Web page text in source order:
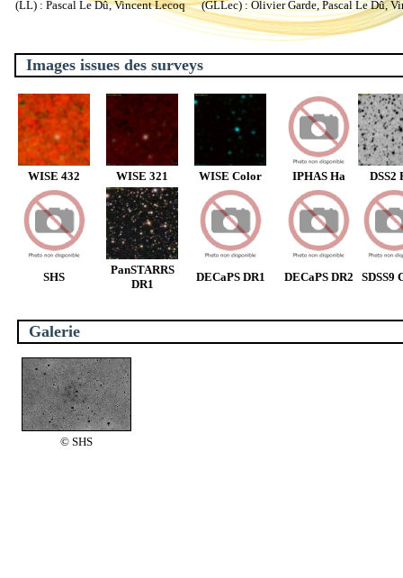
(LL) : Pascal Le Dû, Vincent Lecoq (GLLec) : Olivier Garde, Pascal Le Dû,
Images issues des surveys
WISE 432 WISE 321 WISE Color IPHAS Ha DSS2
SHS
PanSTARRS
DR1
DECaPS DR1 DECaPS DR2 SDSS9
Galerie
© SHS